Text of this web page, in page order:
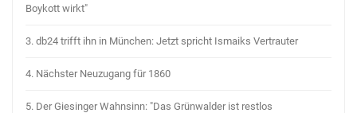
Boykott wirkt"
3. db24 trifft ihn in München: Jetzt spricht Ismaiks Vertrauter
4. Nächster Neuzugang für 1860
5. Der Giesinger Wahnsinn: "Das Grünwalder ist restlos